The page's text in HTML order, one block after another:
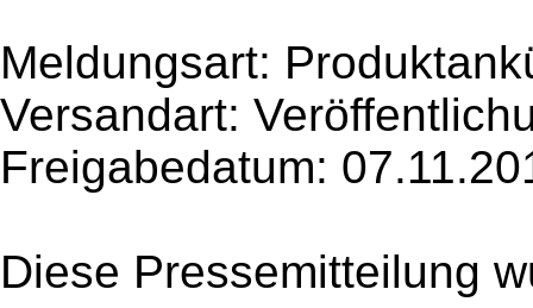
Meldungsart:
Versandart:
Freigabedatum:
Diese Pressemitteilung